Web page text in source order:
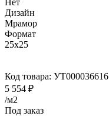
Дизайн
Мрамор
Формат
25x25
Код товара: УТ000036616
5 554 ₽
/м2
Под заказ